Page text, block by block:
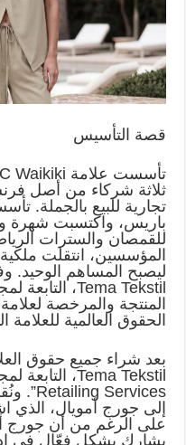
قصة التأسيس
ثلاثة شركاء من أصل
باريس، واكتسبت شهرة
للقمصان والسترات
الحقوق العالمية للعلامة
بعد شراء جميع حقوق
على الرغم من أن جورج